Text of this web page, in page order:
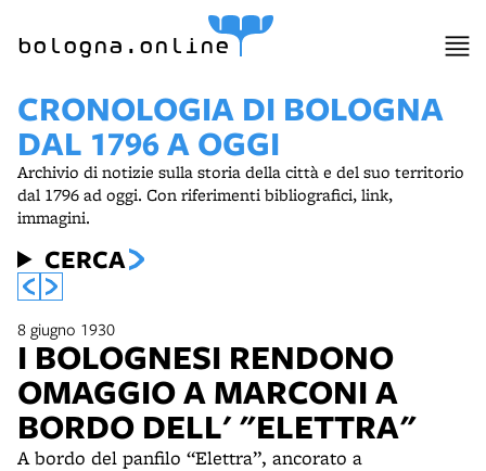
bologna.online
CRONOLOGIA DI BOLOGNA
DAL 1796 A OGGI
Archivio di notizie sulla storia della città e del suo territorio
dal 1796 ad oggi. Con riferimenti bibliografici, link,
immagini.
CERCA
8 giugno 1930
I BOLOGNESI RENDONO
OMAGGIO A MARCONI A
BORDO DELL' "ELETTRA"
A bordo del panfilo “Elettra”, ancorato a